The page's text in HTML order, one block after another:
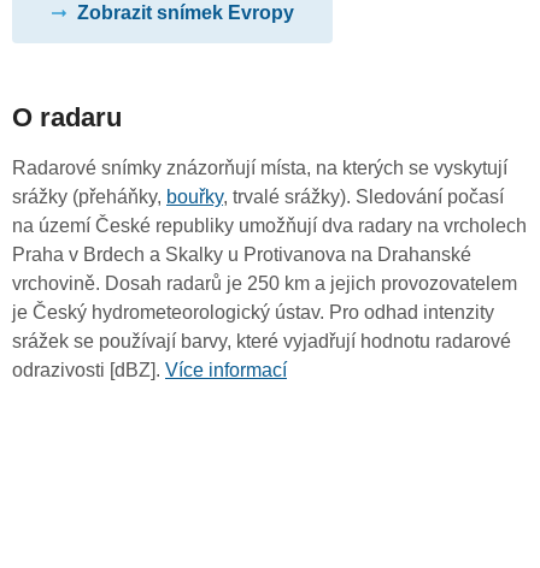
Zobrazit snímek Evropy
O radaru
Radarové snímky znázorňují místa, na kterých se vyskytují
srážky (přeháňky, bouřky, trvalé srážky). Sledování počasí
na území České republiky umožňují dva radary na vrcholech
Praha v Brdech a Skalky u Protivanova na Drahanské
vrchovině. Dosah radarů je 250 km a jejich provozovatelem
je Český hydrometeorologický ústav. Pro odhad intenzity
srážek se používají barvy, které vyjadřují hodnotu radarové
odrazivosti [dBZ]. Více informací